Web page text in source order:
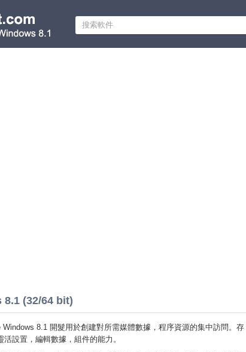
(32/64 bit)
Windows 8.1 開髮用於創建對所需媒體數據，程序資源的集中訪問。存
設置，編輯數據，組件的能力。